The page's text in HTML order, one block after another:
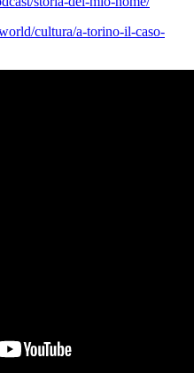
cultura/a-torino-il-caso-